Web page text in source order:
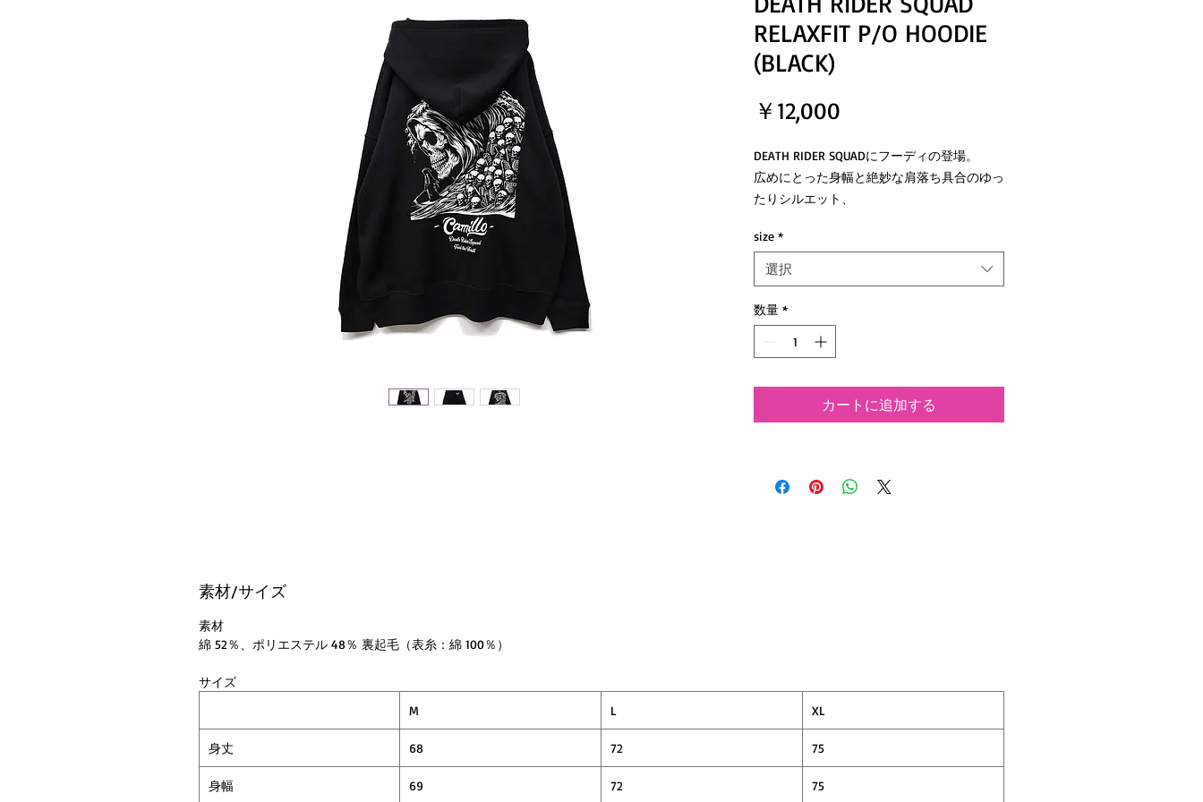
RELAXFIT P/O HOODIE
(BLACK)
￥12,000
DEATH RIDER SQUADにフーディの登場。
広めにとった身幅と絶妙な肩落ち具合のゆっ
たりシルエット、
です。
身幅と絶妙な肩落ち具合が織りなすオーバー
サイズ感はビッグシルエット。
＜裏毛仕様＞
＊こちらの商品はサイズ感が大きめな作りと
なっております。
size *
選択
数量 *
カートに追加する
素材/サイズ
素材
綿 52％、ポリエステル 48％ 裏起毛（表糸：綿 100％）
サイズ
M
L XL
身丈 68 72 75
身幅 69 72 75